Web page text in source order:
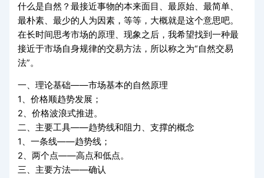
什么是自然？最接近事物的本来面目、最原始、最简单、
最朴素、最少的人为因素，等等，大概就是这个意思吧。
在长时间思考市场的原理、现象之后，我希望找到一种最
接近于市场自身规律的交易方法，所以称之为“自然交易
法”。
一、理论基础——市场基本的自然原理
1 、价格顺趋势发展；
2、价格波浪式推进。
二、主要工具——趋势线和阻力、支撑的概念
1 、一条线——趋势线；
2、两个点——高点和低点。
三、主要方法——确认